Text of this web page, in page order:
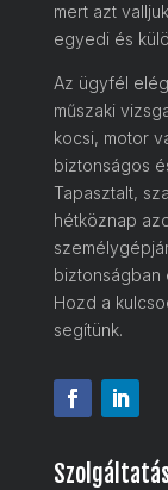
mert azt
egyedi és
Az ügyfél
műszaki
kocsi, motor
biztonságos
Tapasztalt,
hétköznap
biztonságban
Hozd a
segítünk.